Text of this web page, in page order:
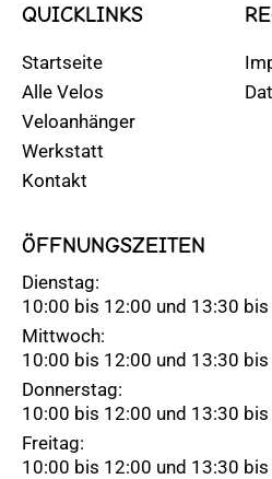
QUICKLINKS
Startseite
Alle Velos
Veloanhänger
Werkstatt
Kontakt
ÖFFNUNGSZEITEN
Dienstag:
10:00 bis 12:00 und 13:30
Mittwoch:
10:00 bis 12:00 und 13:30
Donnerstag:
10:00 bis 12:00 und 13:30
Freitag:
10:00 bis 12:00 und 13:30